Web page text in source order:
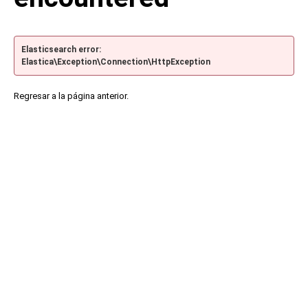
Elasticsearch error:
Elastica\Exception\Connection\HttpException
Regresar a la página anterior.